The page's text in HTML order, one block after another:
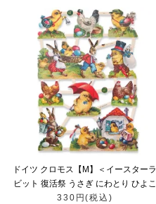
ドイツ クロモス【M】＜イースターラ
ビット 復活祭 うさぎ にわとり ひよこ
カラフルエッグ イースターエッグ＞
330円(税込)